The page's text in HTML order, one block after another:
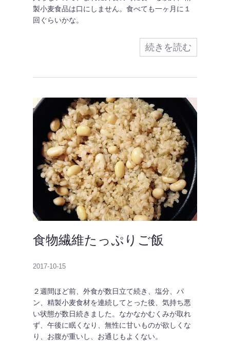
製小麦食品は口にしません。食べても一ヶ月に１
回ぐらいかな。
続きを読む
食物繊維たっぷりご飯
2017-10-15
２週間ほど前、外食が数日立て続き、塩分、パ
ン、精製小麦食材を連続してとった後、気持ち悪
い状態が数日続きました。なかなかむくみが取れ
ず、午後に眠くなり、無性に甘いものが欲しくな
り、お腹が重いし、お通じもよくない。